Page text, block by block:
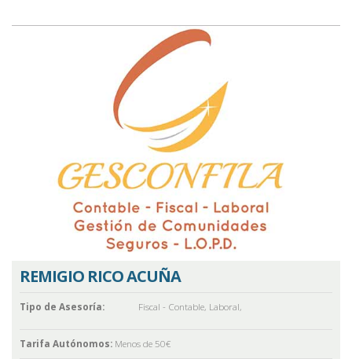
REMIGIO RICO ACUÑA
Tipo de Asesoría: Fiscal - Contable, Laboral,
Tarifa Autónomos: Menos de 50€